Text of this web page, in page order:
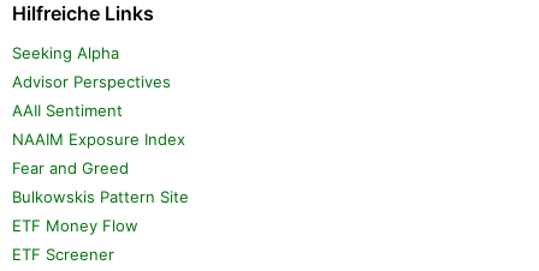
Hilfreiche Links
Seeking Alpha
Advisor Perspectives
AAII Sentiment
NAAIM Exposure Index
Fear and Greed
Bulkowskis Pattern Site
ETF Money Flow
ETF Screener